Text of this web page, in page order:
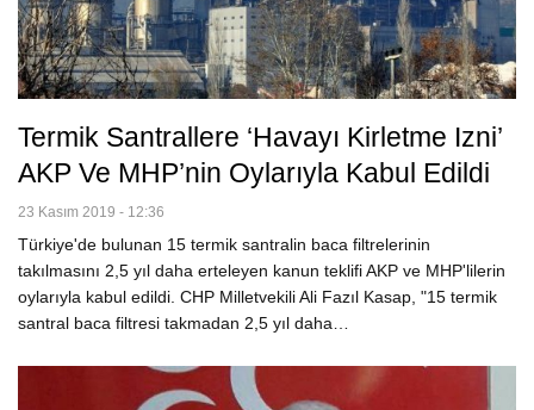
Termik Santrallere ‘havayı Kirletme Izni’
AKP Ve MHP’nin Oylarıyla Kabul Edildi
23 Kasım 2019 - 12:36
Türkiye'de bulunan 15 termik santralin baca filtrelerinin
takılmasını 2,5 yıl daha erteleyen kanun teklifi AKP ve MHP'lilerin
oylarıyla kabul edildi. CHP Milletvekili Ali Fazıl Kasap, "15 termik
santral baca filtresi takmadan 2,5 yıl daha…